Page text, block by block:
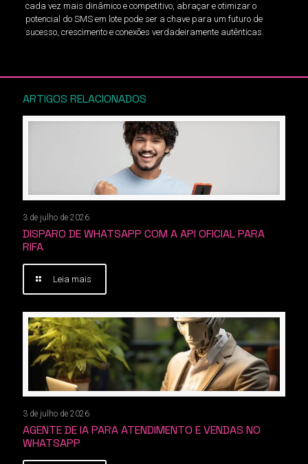
cada vez mais dinâmico e competitivo, abraçar e otimizar o
potencial do SMS em lote pode ser a chave para um futuro de
sucesso, crescimento e conexões verdadeiramente autênticas.
ARTIGOS RELACIONADOS
3 de julho de 2026
DISPARO DE WHATSAPP COM A API OFICIAL PARA
RIFA
Leia mais
3 de julho de 2026
AGENTE DE IA PARA ATENDIMENTO E VENDAS NO
WHATSAPP